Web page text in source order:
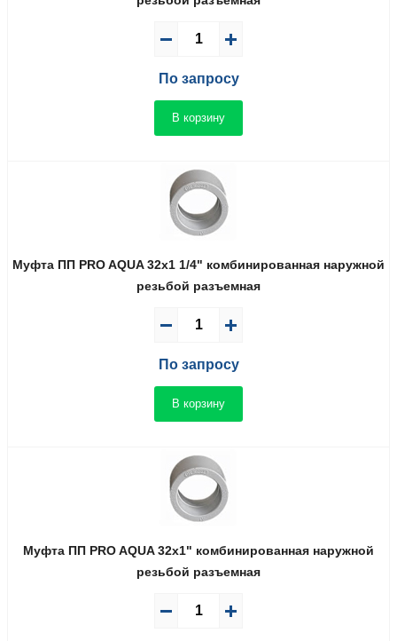
По запросу
В корзину
Муфта ПП PRO AQUA 32x1 1/4" комбинированная наружной
резьбой разъемная
По запросу
В корзину
Муфта ПП PRO AQUA 32x1" комбинированная наружной
резьбой разъемная